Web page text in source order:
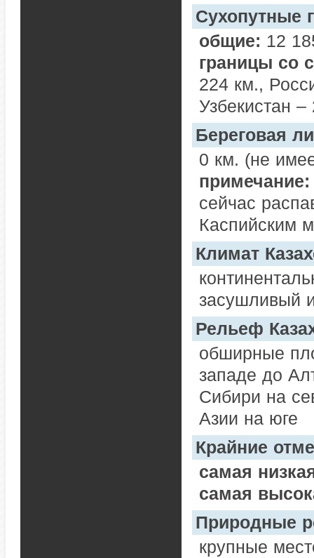
Сухопутные
общие: 12
границы со
224 км.,
Узбекистан
Береговая
0 км. (не
примечание:
сейчас
Каспийским
Климат
засушливый
Рельеф
обширные
западе до
Сибири на
Азии на юге
Крайние
самая
самая
Природные
крупные